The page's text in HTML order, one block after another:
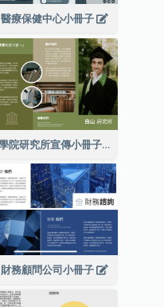
醫療保健中心小冊子
學院研究所宣傳小冊子
財務顧問公司小冊子